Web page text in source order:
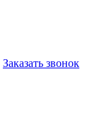
Заказать звонок